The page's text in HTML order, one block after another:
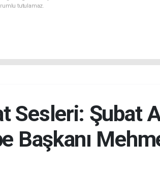
tutulamaz.
Sesleri: Şubat
Başkanı